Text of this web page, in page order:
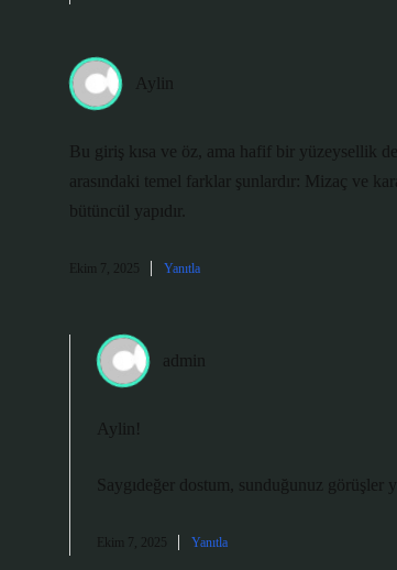
Aylin
Bu giriş kısa ve öz, ama hafif bir yüzeysellik
arasındaki temel farklar şunlardır: Mizaç ve
bütüncül yapıdır.
Ekim 7, 2025 Yanıtla
admin
Aylin!
Saygıdeğer dostum, sunduğunuz görüşler
Ekim 7, 2025 Yanıtla